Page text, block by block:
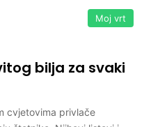
Moj vrt
bilja za svaki
cvjetovima privlače